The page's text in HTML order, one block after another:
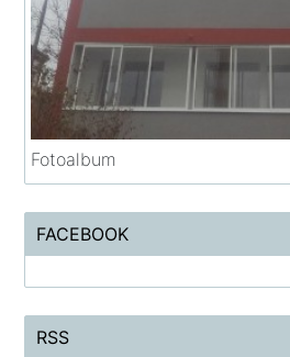
Fotoalbum
FACEBOOK
RSS